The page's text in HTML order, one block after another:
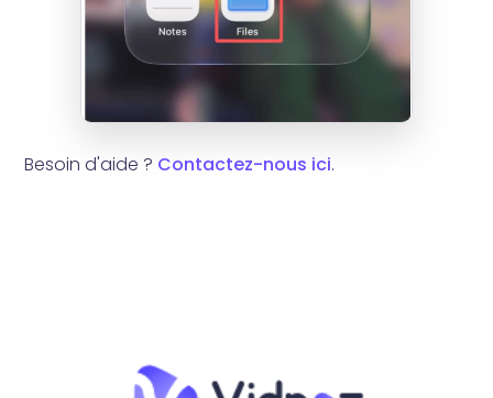
Besoin d'aide ? Contactez-nous ici.